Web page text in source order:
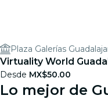
Plaza Galerías
Virtuality World
Desde MX$50.00
Lo mejor de